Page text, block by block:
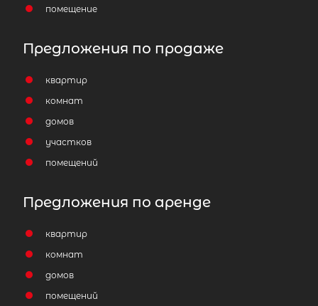
помещение
Предложения по продаже
квартир
комнат
домов
участков
помещений
Предложения по аренде
квартир
комнат
домов
помещений